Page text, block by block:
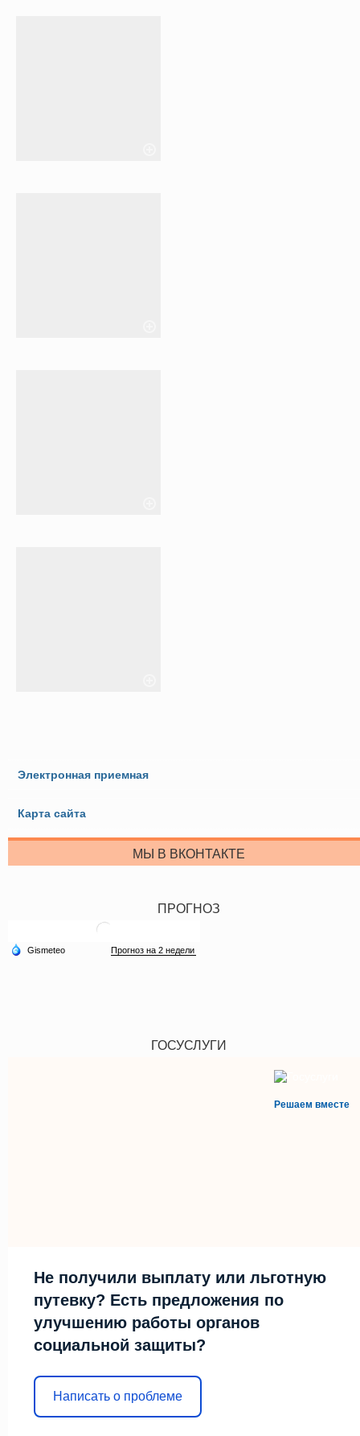
Электронная приемная
Карта сайта
МЫ В ВКОНТАКТЕ
ПРОГНОЗ
ГОСУСЛУГИ
Решаем вместе
Не получили выплату или льготную
путевку? Есть предложения по
улучшению работы органов
социальной защиты?
Написать о проблеме